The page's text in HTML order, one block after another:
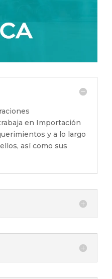
en Importación
y a lo largo
así como sus